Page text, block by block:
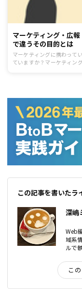
マーケティング・広
で違うその目的とは
マーケティングに携わって
ていますか？マーケティン
当の役割として広報（PR）
あるため、役割としてパキ
担当者でもなかなか説明が
似ているようで役割や目的
この記事を書いたラ
深嶋
Web
域系
ルで
こ